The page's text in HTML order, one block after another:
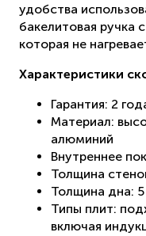
удобства
бакелитовая ручка
которая не
Характеристики
Гарантия: 2
Материал:
алюминий
Внутреннее
Толщина
Толщина дна:
Типы плит:
включая